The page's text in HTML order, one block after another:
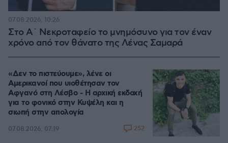
Στο Α΄ Νεκροταφείο το μνημόσυνο για τον έναν
χρόνο από τον θάνατο της Λένας Σαμαρά
07.08.2026, 10:26
«Δεν το πιστεύουμε», λένε οι
Αμερικανοί που υιοθέτησαν τον
Αφγανό στη Λέσβο - Η αρχική εκδοχή
για το φονικό στην Κυψέλη και η
σιωπή στην απολογία
07.08.2026, 07:19 252